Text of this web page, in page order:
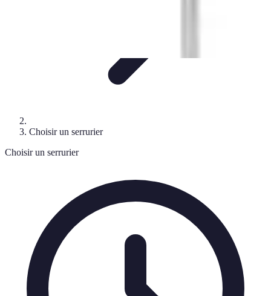
Choisir un serrurier
Choisir un serrurier